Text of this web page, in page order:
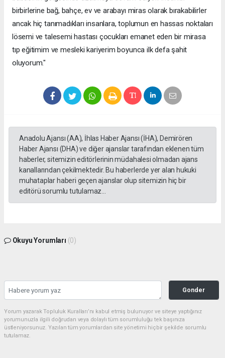
birbirlerine bağ, bahçe, ev ve arabayı miras olarak bırakabilirler
ancak hiç tanımadıkları insanlara, toplumun en hassas noktaları
lösemi ve talesemi hastası çocukları emanet eden bir mirasa
tıp eğitimim ve mesleki kariyerim boyunca ilk defa şahit
oluyorum."
Anadolu Ajansı (AA), İhlas Haber Ajansı (İHA), Demirören
Haber Ajansı (DHA) ve diğer ajanslar tarafından eklenen tüm
haberler, sitemizin editörlerinin müdahalesi olmadan ajans
kanallarından çekilmektedir. Bu haberlerde yer alan hukuki
muhataplar haberi geçen ajanslar olup sitemizin hiç bir
editörü sorumlu tutulamaz...
Okuyu Yorumları (0)
Gonder
Yorum yazarak Topluluk Kuralları’nı kabul etmiş bulunuyor ve siteye yaptığınız
yorumunuzla ilgili doğrudan veya dolaylı tüm sorumluluğu tek başınıza
üstleniyorsunuz. Yazılan tüm yorumlardan site yönetimi hiçbir şekilde sorumlu
tutulamaz.